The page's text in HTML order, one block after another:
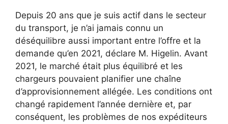
Depuis 20 ans que je suis actif dans le secteur
du transport, je n’ai jamais connu un
déséquilibre aussi important entre l’offre et la
demande qu’en 2021, déclare M. Higelin. Avant
2021, le marché était plus équilibré et les
chargeurs pouvaient planifier une chaîne
d’approvisionnement allégée. Les conditions ont
changé rapidement l’année dernière et, par
conséquent, les problèmes de nos expéditeurs